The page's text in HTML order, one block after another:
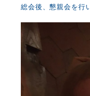
総会後、懇親会を行